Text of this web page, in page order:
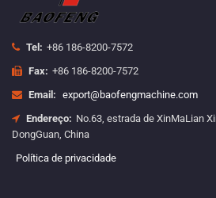
Tel: +86 186-8200-7572
Fax: +86 186-8200-7572
Email: export@baofengmachine.com
Endereço: No.63, estrada de XinMaLian
DongGuan, China
Política de privacidade